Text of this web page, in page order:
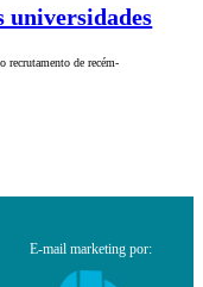
universidades
recrutamento de recém-
E-mail marketing por: